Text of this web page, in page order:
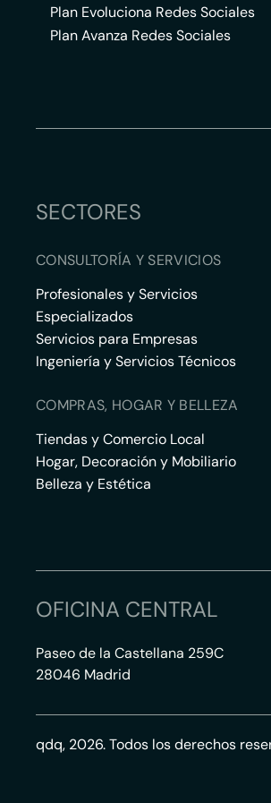
Plan Evoluciona Redes Sociales
Plan Avanza Redes Sociales
SECTORES
CONSULTORÍA Y SERVICIOS
Profesionales y Servicios
Especializados
Servicios para Empresas
Ingeniería y Servicios Técnicos
COMPRAS, HOGAR Y BELLEZA
Tiendas y Comercio Local
Hogar, Decoración y Mobiliario
Belleza y Estética
OFICINA CENTRAL
Paseo de la Castellana 259C
28046 Madrid
qdq, 2026. Todos los derechos